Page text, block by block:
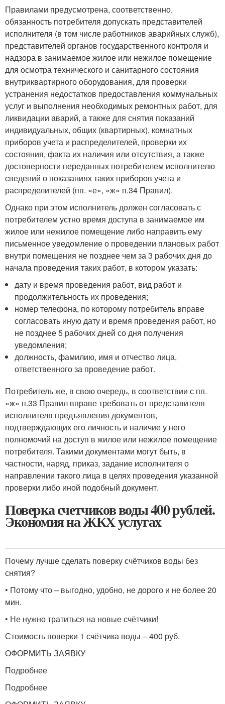
Правилами предусмотрена, соответственно,
обязанность потребителя допускать представителей
исполнителя (в том числе работников аварийных служб),
представителей органов государственного контроля и
надзора в занимаемое жилое или нежилое помещение
для осмотра технического и санитарного состояния
внутриквартирного оборудования, для проверки
устранения недостатков предоставления коммунальных
услуг и выполнения необходимых ремонтных работ, для
ликвидации аварий, а также для снятия показаний
индивидуальных, общих (квартирных), комнатных
приборов учета и распределителей, проверки их
состояния, факта их наличия или отсутствия, а также
достоверности переданных потребителем исполнителю
сведений о показаниях таких приборов учета и
распределителей (пп. «е», «ж» п.34 Правил).
Однако при этом исполнитель должен согласовать с
потребителем устно время доступа в занимаемое им
жилое или нежилое помещение либо направить ему
письменное уведомление о проведении плановых работ
внутри помещения не позднее чем за 3 рабочих дня до
начала проведения таких работ, в котором указать:
дату и время проведения работ, вид работ и
продолжительность их проведения;
номер телефона, по которому потребитель вправе
согласовать иную дату и время проведения работ, но
не позднее 5 рабочих дней со дня получения
уведомления;
должность, фамилию, имя и отчество лица,
ответственного за проведение работ.
Потребитель же, в свою очередь, в соответствии с пп.
«ж» п.33 Правил вправе требовать от представителя
исполнителя предъявления документов,
подтверждающих его личность и наличие у него
полномочий на доступ в жилое или нежилое помещение
потребителя. Такими документами могут быть, в
частности, наряд, приказ, задание исполнителя о
направлении такого лица в целях проведения указанной
проверки либо иной подобный документ.
Поверка счетчиков воды 400 рублей.
Экономия на ЖКХ услугах
Почему лучше сделать поверку счётчиков воды без
снятия?
• Потому что – выгодно, удобно, не дорого и не более 20
мин.
• Не нужно тратиться на новые счётчики!
Стоимость поверки 1 счётчика воды – 400 руб.
ОФОРМИТЬ ЗАЯВКУ
Подробнее
Подробнее